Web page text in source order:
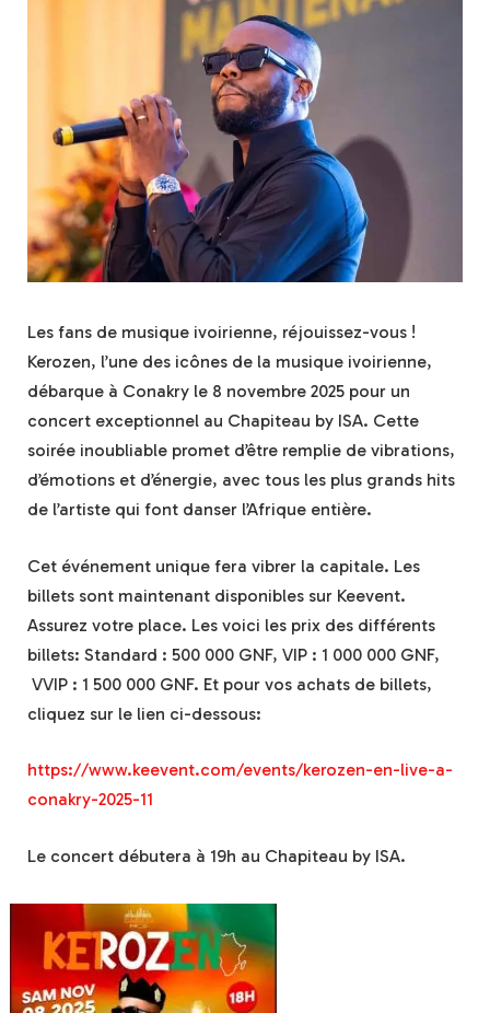
Les fans de musique ivoirienne, réjouissez-vous !
Kerozen, l’une des icônes de la musique ivoirienne,
débarque à Conakry le 8 novembre 2025 pour un
concert exceptionnel au Chapiteau by ISA. Cette
soirée inoubliable promet d’être remplie de vibrations,
d’émotions et d’énergie, avec tous les plus grands hits
de l’artiste qui font danser l’Afrique entière.
Cet événement unique fera vibrer la capitale. Les
billets sont maintenant disponibles sur Keevent.
Assurez votre place. Les voici les prix des différents
billets: Standard : 500 000 GNF, VIP : 1 000 000 GNF,
VVIP : 1 500 000 GNF. Et pour vos achats de billets,
cliquez sur le lien ci-dessous:
https://www.keevent.com/events/kerozen-en-live-a-
conakry-2025-11
Le concert débutera à 19h au Chapiteau by ISA.